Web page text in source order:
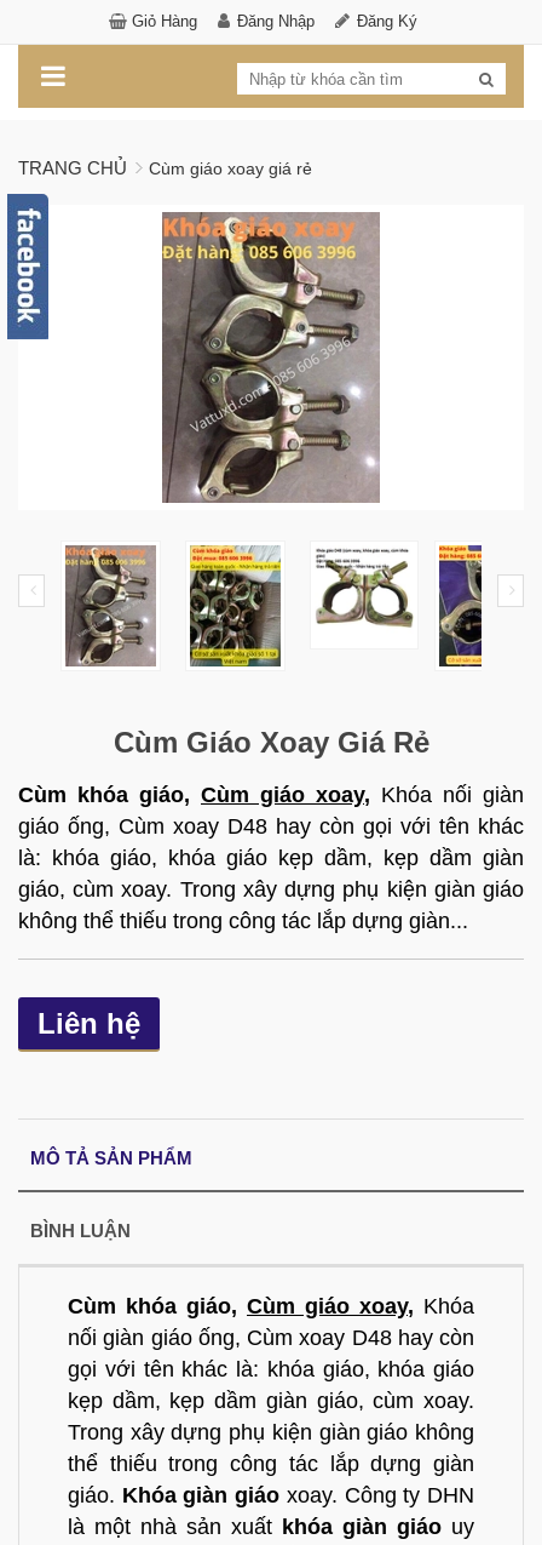
Giỏ Hàng Đăng Nhập Đăng Ký
TRANG CHỦ Cùm giáo xoay giá rẻ
Cùm Giáo Xoay Giá Rẻ
Cùm khóa giáo, Cùm giáo xoay, Khóa nối giàn
giáo ống, Cùm xoay D48 hay còn gọi với tên khác
là: khóa giáo, khóa giáo kẹp dầm, kẹp dầm giàn
giáo, cùm xoay. Trong xây dựng phụ kiện giàn giáo
không thể thiếu trong công tác lắp dựng giàn...
Liên hệ
MÔ TẢ SẢN PHẨM
BÌNH LUẬN
Cùm khóa giáo, Cùm giáo xoay, Khóa
nối giàn giáo ống, Cùm xoay D48 hay còn
gọi với tên khác là: khóa giáo, khóa giáo
kẹp dầm, kẹp dầm giàn giáo, cùm xoay.
Trong xây dựng phụ kiện giàn giáo không
thể thiếu trong công tác lắp dựng giàn
giáo. Khóa giàn giáo xoay. Công ty DHN
là một nhà sản xuất khóa giàn giáo uy